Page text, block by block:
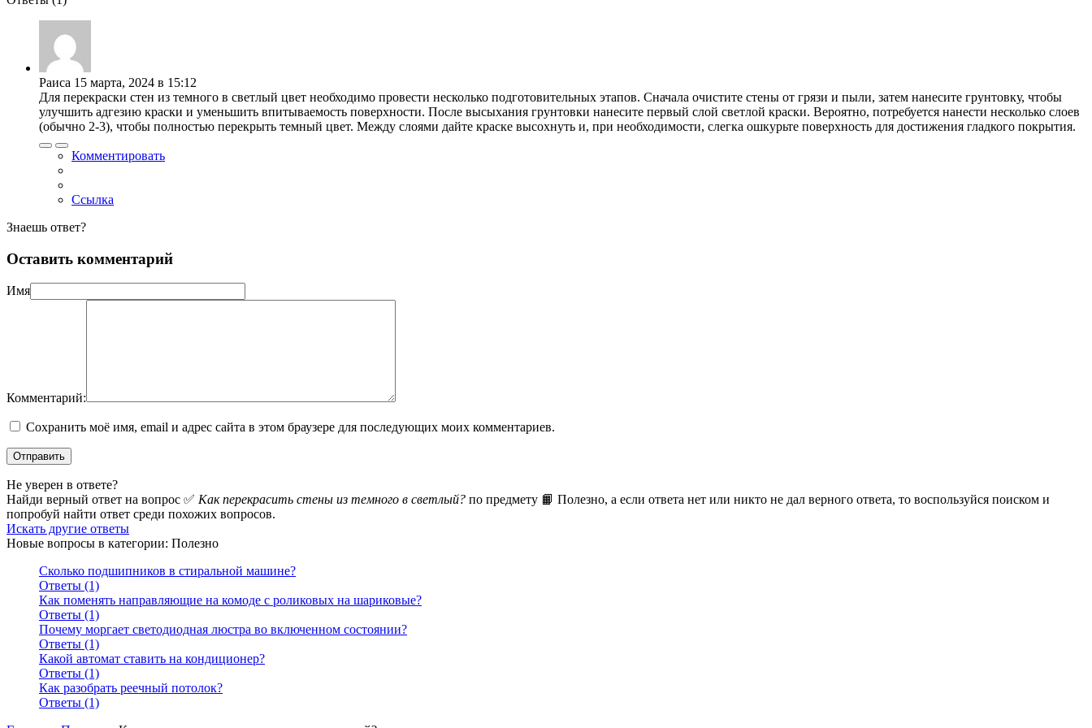
Раиса 15 марта, 2024 в 15:12
Для перекраски стен из темного в светлый цвет необходимо провести несколько подготовительных этапов. Сначала очистите стены от грязи и пыли, затем нанесите грунтовку, чтобы
улучшить адгезию краски и уменьшить впитываемость поверхности. После высыхания грунтовки нанесите первый слой светлой краски. Вероятно, потребуется нанести несколько слоев
(обычно 2-3), чтобы полностью перекрыть темный цвет. Между слоями дайте краске высохнуть и, при необходимости, слегка ошкурьте поверхность для достижения гладкого покрытия.
Комментировать
Ссылка
Знаешь ответ?
Оставить комментарий
Имя
Комментарий:
Сохранить моё имя, email и адрес сайта в этом браузере для последующих моих комментариев.
Не уверен в ответе?
Найди верный ответ на вопрос ✅ Как перекрасить стены из темного в светлый? по предмету 📙 Полезно, а если ответа нет или никто не дал верного ответа, то воспользуйся поиском и
попробуй найти ответ среди похожих вопросов.
Искать другие ответы
Новые вопросы в категории: Полезно
Сколько подшипников в стиральной машине?
Ответы (1)
Как поменять направляющие на комоде с роликовых на шариковые?
Ответы (1)
Почему моргает светодиодная люстра во включенном состоянии?
Ответы (1)
Какой автомат ставить на кондиционер?
Ответы (1)
Как разобрать реечный потолок?
Ответы (1)